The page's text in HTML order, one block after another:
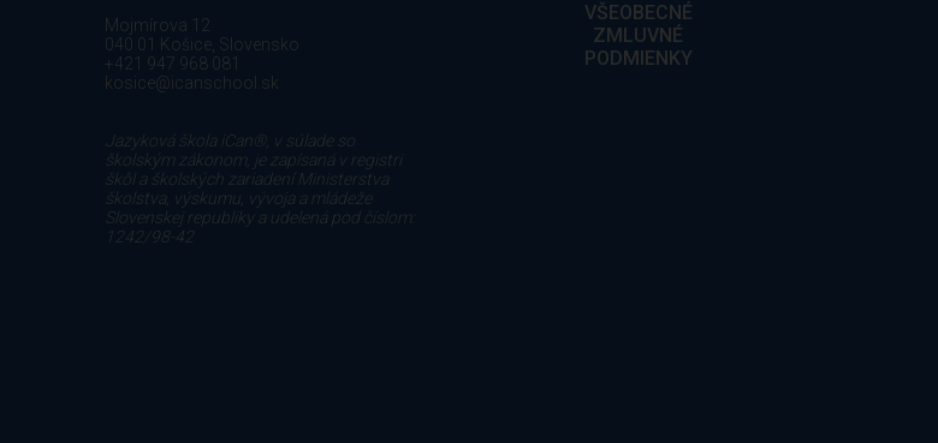
Mojmírova 12
040 01 Košice, Slovensko
+421 947 968 081
kosice@icanschool.sk
Jazyková škola iCan®, v súlade so
školským zákonom, je zapísaná v registri
škôl a školských zariadení Ministerstva
školstva, výskumu, vývoja a mládeže
Slovenskej republiky a udelená pod číslom:
1242/98-42
VŠEOBECNÉ
ZMLUVNÉ
PODMIENKY